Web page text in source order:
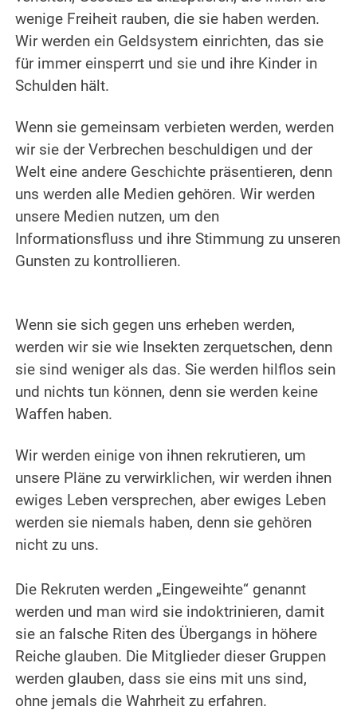
wenige Freiheit rauben, die sie haben werden.
Wir werden ein Geldsystem einrichten, das sie
für immer einsperrt und sie und ihre Kinder in
Schulden hält.
Wenn sie gemeinsam verbieten werden, werden
wir sie der Verbrechen beschuldigen und der
Welt eine andere Geschichte präsentieren, denn
uns werden alle Medien gehören. Wir werden
unsere Medien nutzen, um den
Informationsfluss und ihre Stimmung zu unseren
Gunsten zu kontrollieren.
Wenn sie sich gegen uns erheben werden,
werden wir sie wie Insekten zerquetschen, denn
sie sind weniger als das. Sie werden hilflos sein
und nichts tun können, denn sie werden keine
Waffen haben.
Wir werden einige von ihnen rekrutieren, um
unsere Pläne zu verwirklichen, wir werden ihnen
ewiges Leben versprechen, aber ewiges Leben
werden sie niemals haben, denn sie gehören
nicht zu uns.
Die Rekruten werden „Eingeweihte“ genannt
werden und man wird sie indoktrinieren, damit
sie an falsche Riten des Übergangs in höhere
Reiche glauben. Die Mitglieder dieser Gruppen
werden glauben, dass sie eins mit uns sind,
ohne jemals die Wahrheit zu erfahren.